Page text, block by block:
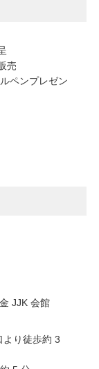
売
ペンプレゼン
JJK 会館
より徒歩約 3